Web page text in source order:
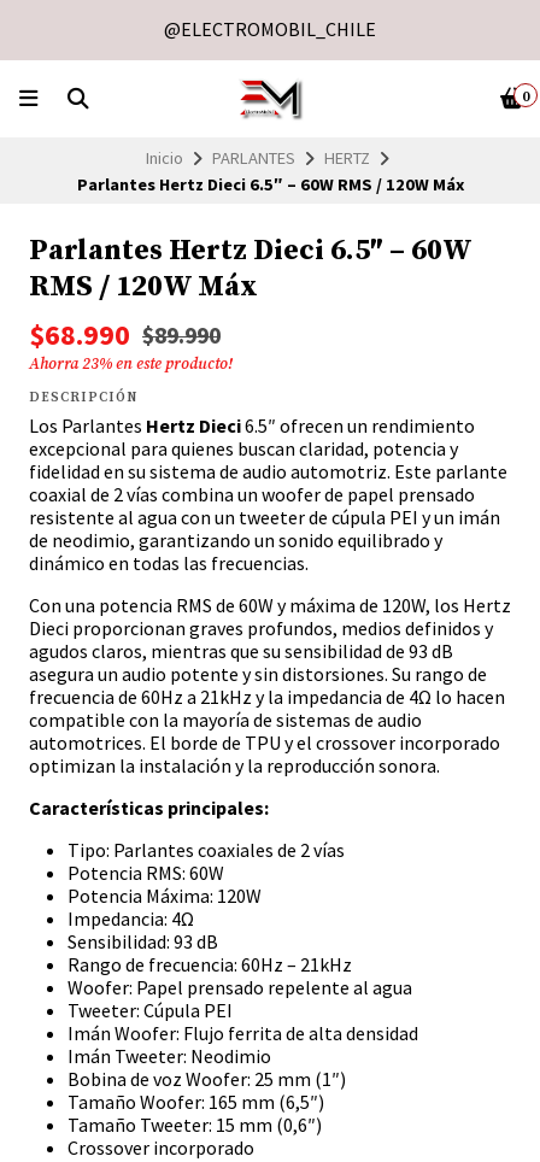
@ELECTROMOBIL_CHILE
0
Inicio PARLANTES
HERTZ
Parlantes Hertz Dieci 6.5″ – 60W RMS / 120W Máx
Parlantes Hertz Dieci 6.5″ – 60W
RMS / 120W Máx
$68.990 $89.990
Ahorra23% en este producto!
DESCRIPCIÓN
Los Parlantes Hertz Dieci6.5″ ofrecen un rendimiento
excepcional para quienes buscan claridad, potencia y
fidelidad en su sistema de audio automotriz. Este parlante
coaxial de 2 vías combina un woofer de papel prensado
resistente al agua con un tweeter de cúpula PEI y un imán
de neodimio, garantizando un sonido equilibrado y
dinámico en todas las frecuencias.
Con una potencia RMS de 60W y máxima de 120W, los Hertz
Dieci proporcionan graves profundos, medios definidos y
agudos claros, mientras que su sensibilidad de 93 dB
asegura un audio potente y sin distorsiones. Su rango de
frecuencia de 60Hz a 21kHz y la impedancia de 4Ω lo hacen
compatible con la mayoría de sistemas de audio
automotrices. El borde de TPU y el crossover incorporado
optimizan la instalación y la reproducción sonora.
Características principales:
Tipo: Parlantes coaxiales de 2 vías
Potencia RMS: 60W
Potencia Máxima: 120W
Impedancia: 4Ω
Sensibilidad: 93 dB
Rango de frecuencia: 60Hz – 21kHz
Woofer: Papel prensado repelente al agua
Tweeter: Cúpula PEI
Imán Woofer: Flujo ferrita de alta densidad
Imán Tweeter: Neodimio
Bobina de voz Woofer: 25 mm (1″)
Tamaño Woofer: 165 mm (6,5″)
Tamaño Tweeter: 15 mm (0,6″)
Crossover incorporado